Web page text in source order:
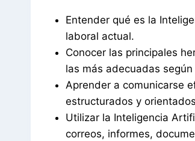
Entender qué es la
laboral actual.
Conocer las principales
las más adecuadas
Aprender a comunicarse
estructurados y
Utilizar la Inteligencia
correos, informes,